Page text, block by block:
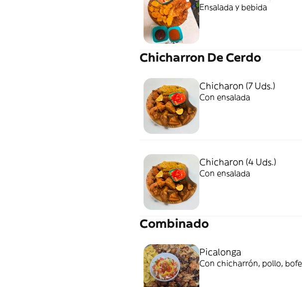
Ensalada y bebida
Chicharron De Cerdo
Chicharon (7 Uds.)
Con ensalada
Chicharon (4 Uds.)
Con ensalada
Combinado
Picalonga
Con chicharrón, pollo,